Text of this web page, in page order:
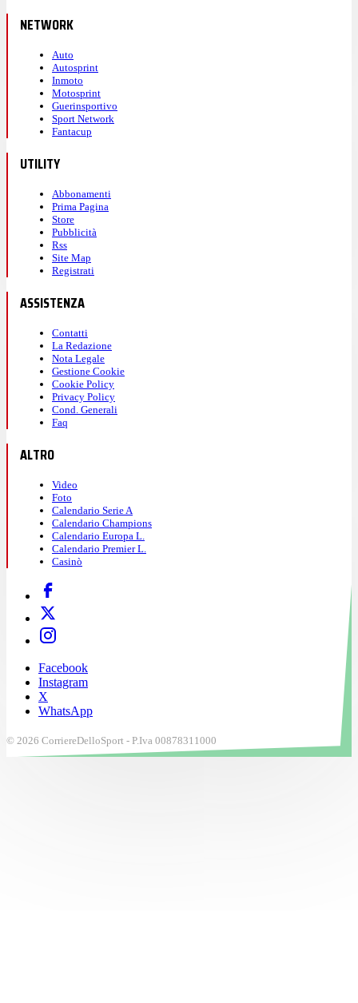
NETWORK
Auto
Autosprint
Inmoto
Motosprint
Guerinsportivo
Sport Network
Fantacup
UTILITY
Abbonamenti
Prima Pagina
Store
Pubblicità
Rss
Site Map
Registrati
ASSISTENZA
Contatti
La Redazione
Nota Legale
Gestione Cookie
Cookie Policy
Privacy Policy
Cond. Generali
Faq
ALTRO
Video
Foto
Calendario Serie A
Calendario Champions
Calendario Europa L.
Calendario Premier L.
Casinò
Facebook
Instagram
X
WhatsApp
© 2026 CorriereDelloSport - P.Iva 00878311000